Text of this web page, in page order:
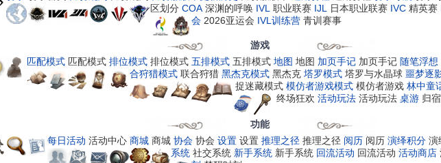
区划分 COA 深渊的呼唤 IVL 职业联赛 IJL 日本职业联赛 IVC 精英赛
会 2026亚运会 IVL训练营 青训赛事
游戏
匹配模式 匹配模式 排位模式 排位模式 五排模式 五排模式 地图 地图 加页手记 加页手记 随笔浮想
合狩猎模式 联合狩猎 黑杰克模式 黑杰克 塔罗模式 塔罗与水晶球 噩梦逐
捉迷藏模式 模仿者游戏模式 模仿者游戏 林中童
终场狂欢 活动玩法 活动玩法 桌游 归
功能
每日活动 活动中心 商城 商城 协会 协会 设置 设置 推理之径 推理之径 阅历 阅历 演绎积分 演
系统 社交系统 新手系统 新手系统 回流活动 回流活动 活动商店